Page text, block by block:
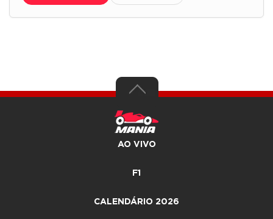
AO VIVO
F1
CALENDÁRIO 2026